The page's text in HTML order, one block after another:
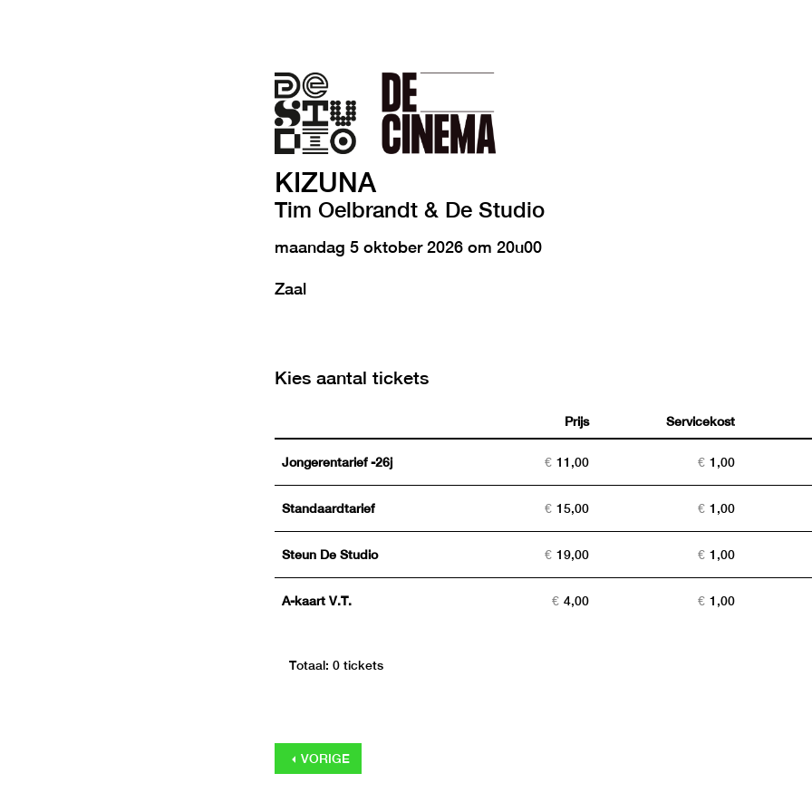
KIZUNA
Tim Oelbrandt & De Studio
maandag 5 oktober 2026 om 20u00
Zaal
Kies aantal tickets
Prijs Servicekost
Jongerentarief -26j
€ 11,00 € 1,00
Standaardtarief € 15,00 € 1,00
Steun De Studio € 19,00 € 1,00
A-kaart V.T. € 4,00 € 1,00
Totaal: 0 tickets
VORIGE